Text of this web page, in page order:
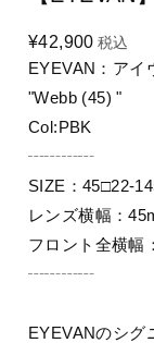
¥42,900 税込
EYEVAN：アイ
"Webb (45) "
Col:PBK
┄┄┄┄
SIZE：45□22-
レンズ横幅：
フロント全横幅
┄┄┄┄
EYEVANのシグ